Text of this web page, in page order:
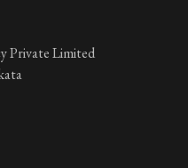
Private Limited